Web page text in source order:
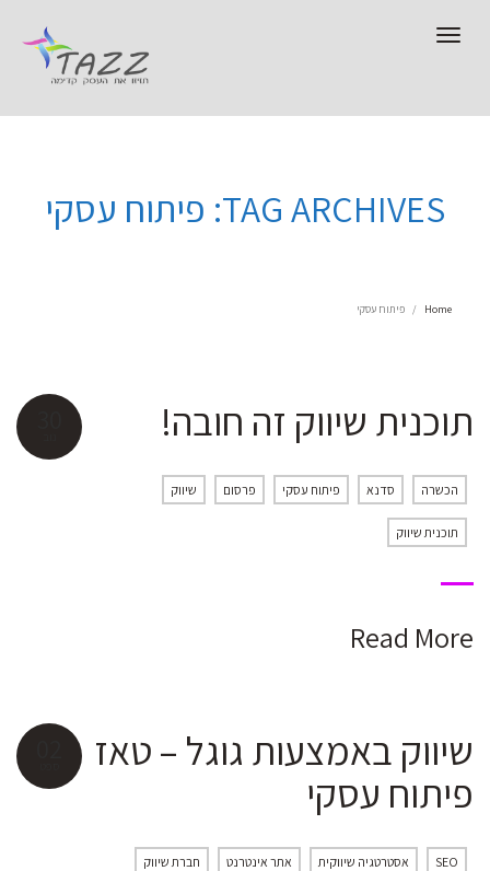
Toggle
TAG ARCHIVES: פיתוח עסקי
Home פיתוח עסקי
תוכנית שיווק זה חובה!
הכשרה סדנא פיתוח עסקי פרסום שיווק
תוכנית שיווק
Read More
שיווק באמצעות גוגל – טאז
פיתוח עסקי
SEO אסטרטגיה שיווקית אתר אינטרנט חברת שיווק